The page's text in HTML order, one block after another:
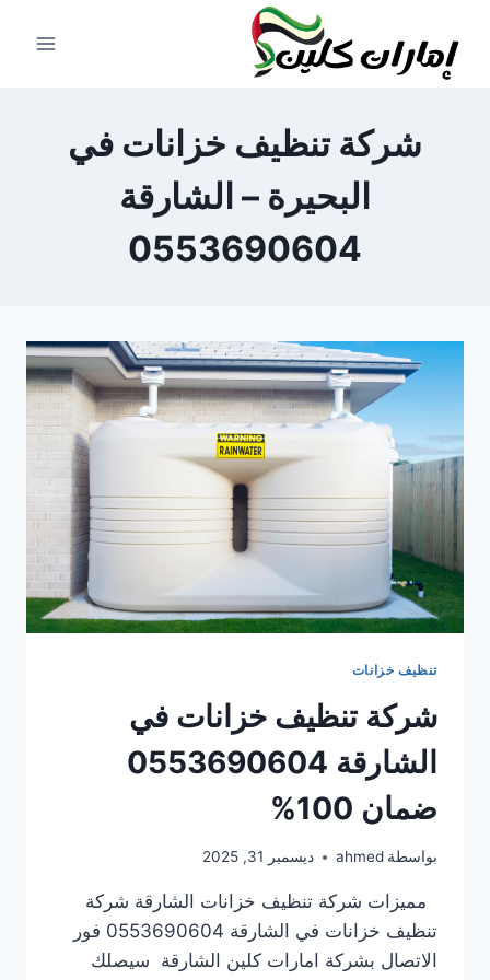
المحتوى
شركة تنظيف خزانات في
البحيرة – الشارقة
0553690604
تنظيف خزانات
شركة تنظيف خزانات في
الشارقة 0553690604
ضمان 100%
بواسطة ahmed ديسمبر 31, 2025
مميزات شركة تنظيف خزانات الشارقة شركة
تنظيف خزانات في الشارقة 0553690604 فور
الاتصال بشركة امارات كلين الشارقة سيصلك